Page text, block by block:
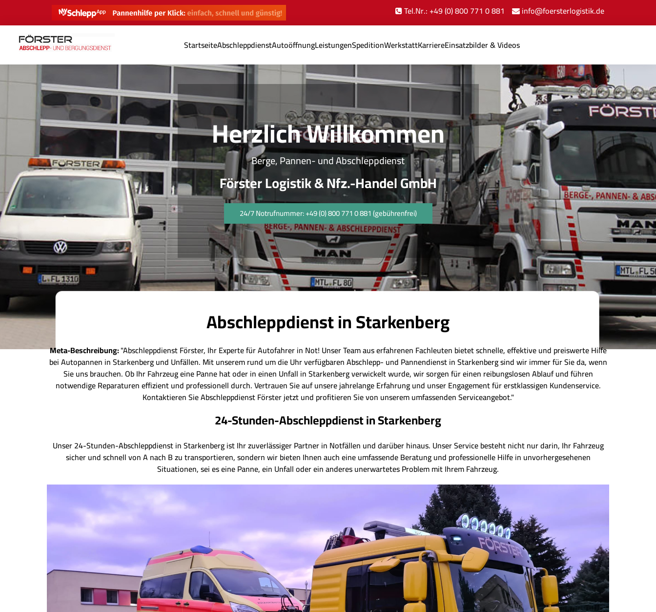
Tel.Nr.: +49 (0) 800 771 0 881 info@foersterlogistik.de
StartseiteAbschleppdienstAutoöffnungLeistungenSpeditionWerkstattKarriereEinsatzbilder & Videos
Herzlich Willkommen
Berge, Pannen- und Abschleppdienst
Förster Logistik & Nfz.-Handel GmbH
24/7 Notrufnummer: +49 (0) 800 771 0 881 (gebührenfrei)
Abschleppdienst in Starkenberg
Meta-Beschreibung:"Abschleppdienst Förster, Ihr Experte für Autofahrer in Not! Unser Team aus erfahrenen Fachleuten bietet schnelle, effektive und preiswerte Hilfe
bei Autopannen in Starkenberg und Unfällen. Mit unserem rund um die Uhr verfügbaren Abschlepp- und Pannendienst in Starkenberg sind wir immer für Sie da, wenn
Sie uns brauchen. Ob Ihr Fahrzeug eine Panne hat oder in einen Unfall in Starkenberg verwickelt wurde, wir sorgen für einen reibungslosen Ablauf und führen
notwendige Reparaturen effizient und professionell durch. Vertrauen Sie auf unsere jahrelange Erfahrung und unser Engagement für erstklassigen Kundenservice.
Kontaktieren Sie Abschleppdienst Förster jetzt und profitieren Sie von unserem umfassenden Serviceangebot."
24-Stunden-Abschleppdienst in Starkenberg
Unser 24-Stunden-Abschleppdienst in Starkenberg ist Ihr zuverlässiger Partner in Notfällen und darüber hinaus. Unser Service besteht nicht nur darin, Ihr Fahrzeug
sicher und schnell von A nach B zu transportieren, sondern wir bieten Ihnen auch eine umfassende Beratung und professionelle Hilfe in unvorhergesehenen
Situationen, sei es eine Panne, ein Unfall oder ein anderes unerwartetes Problem mit Ihrem Fahrzeug.